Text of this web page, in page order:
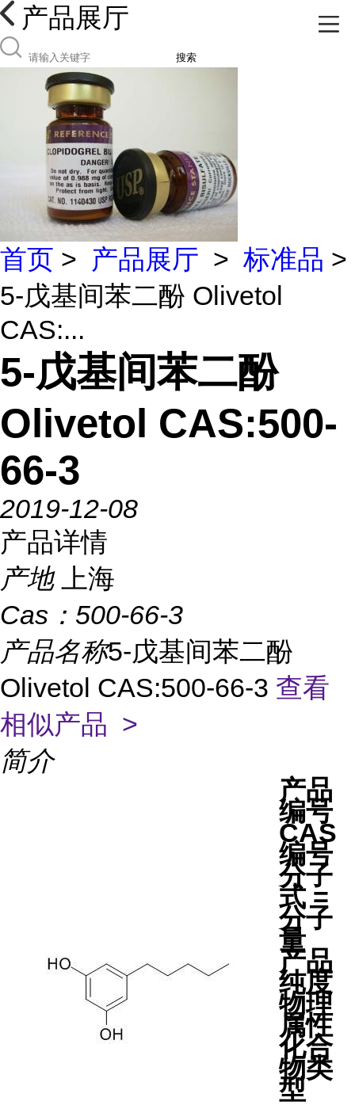
产品展厅
搜索
首页 > 产品展厅 > 标准品 >
5-戊基间苯二酚 Olivetol
CAS:...
5-戊基间苯二酚
Olivetol CAS:500-
66-3
2019-12-08
产品详情
产地
上海
Cas： 500-66-3
产品名称5-戊基间苯二酚
Olivetol CAS:500-66-3 查看
相似产品 >
简介
产品
编号
CAS
编号
分子
式 =
分子
量
产品
纯度
物理
属性
化合
物类
型